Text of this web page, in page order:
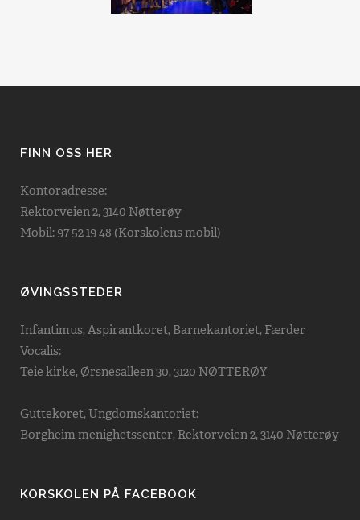
FINN OSS HER
Kontoradresse:
Rektorveien 2, 3140 Nøtterøy
Mobil: 97 52 19 48 (Korskolens mobil)
ØVINGSSTEDER
Infantimus, Aspirantkoret, Barnekantoriet, Færder
Vocalis:
Teie kirke, Ørsnesalleen 30, 3120 NØTTERØY
Guttekoret, Ungdomskantoriet:
Borgheim menighetssenter, Rektorveien 2, 3140 Nøtterøy
KORSKOLEN PÅ FACEBOOK